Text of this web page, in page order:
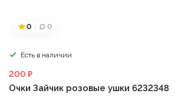
0 0
Есть в наличии
200 ₽
Очки Зайчик розовые ушки 6232348